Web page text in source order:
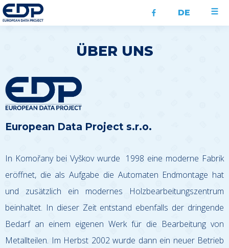
DE
ÜBER UNS
European Data Project s.r.o.
In Komořany bei Vyškov wurde 1998 eine moderne Fabrik
eröffnet, die als Aufgabe die Automaten Endmontage hat
und zusätzlich ein modernes Holzbearbeitungszentrum
beinhaltet. In dieser Zeit entstand ebenfalls der dringende
Bedarf an einem eigenen Werk für die Bearbeitung von
Metallteilen. Im Herbst 2002 wurde dann ein neuer Betrieb